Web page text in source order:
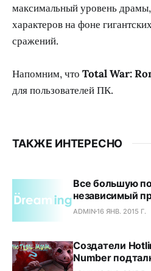
максимальный уровень
характеров на фоне
сражений.
Напомним, что Total War:
для пользователей ПК.
ТАКЖЕ ИНТЕРЕСНО
Все большую
независимый
ADMIN16 ЯНВ. 2015 Г.
Создатели
Number